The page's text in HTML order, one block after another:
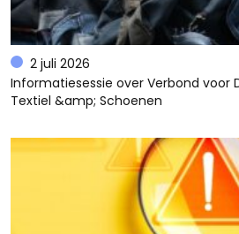
2 juli 2026
Informatiesessie over Verbond voor
Textiel &amp; Schoenen